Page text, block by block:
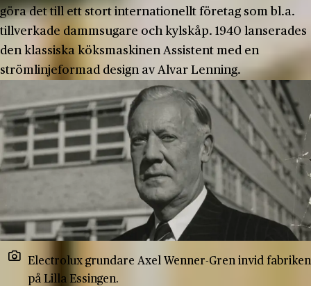
göra det till ett stort internationellt företag som bl.a.
tillverkade dammsugare och kylskåp. 1940 lanserades
den klassiska köksmaskinen Assistent med en
strömlinjeformad design av Alvar Lenning.
Electrolux grundare Axel Wenner-Gren invid fabriken
på Lilla Essingen.